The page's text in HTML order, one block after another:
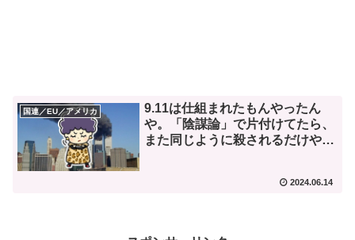
国連／EU／アメリカ
9.11は仕組まれたもんやったん
や。「陰謀論」で片付けてたら、
また同じように殺されるだけや
2024.06.14